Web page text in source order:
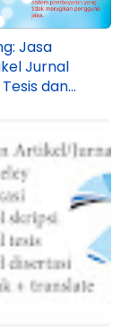
Jasa
Jurnal
dan